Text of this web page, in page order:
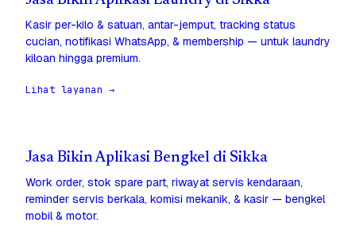
Kasir per-kilo & satuan, antar-jemput, tracking status
cucian, notifikasi WhatsApp, & membership — untuk laundry
kiloan hingga premium.
Lihat layanan →
Jasa Bikin Aplikasi Bengkel di Sikka
Work order, stok spare part, riwayat servis kendaraan,
reminder servis berkala, komisi mekanik, & kasir — bengkel
mobil & motor.